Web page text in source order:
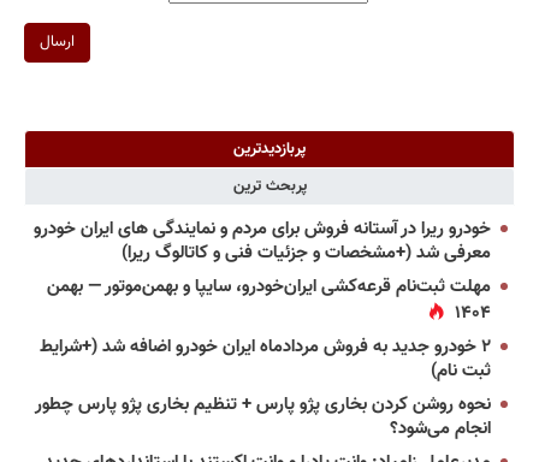
ارسال
پربازدیدترین
پربحث ترین
خودرو ریرا در آستانه فروش برای مردم و نمایندگی های ایران خودرو
معرفی شد (+مشخصات و جزئیات فنی و کاتالوگ ریرا)
مهلت ثبت‌نام قرعه‌کشی ایران‌خودرو، سایپا و بهمن‌موتور — بهمن
۱۴۰۴
۲ خودرو جدید به فروش مردادماه ایران خودرو اضافه شد (+شرایط
ثبت نام)
نحوه روشن کردن بخاری پژو پارس + تنظیم بخاری پژو پارس چطور
انجام می‌شود؟